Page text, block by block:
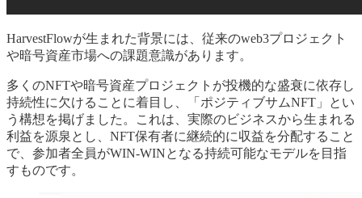
HarvestFlowが生まれた背景には、従来のweb3プロジェクト
や暗号資産市場への課題意識があります。
多くのNFTや暗号資産プロジェクトが投機的な盛衰に依存し
持続性に欠けることに着目し、「ポジティブサムNFT」とい
う構想を掲げました。これは、実際のビジネスから生まれる
利益を源泉とし、NFT保有者に継続的に収益を分配すること
で、参加者全員がWIN-WINとなる持続可能なモデルを目指
すものです。